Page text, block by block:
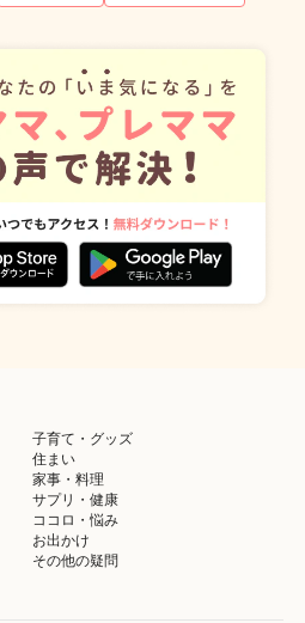
子育て・グッズ
住まい
家事・料理
サプリ・健康
ココロ・悩み
お出かけ
その他の疑問